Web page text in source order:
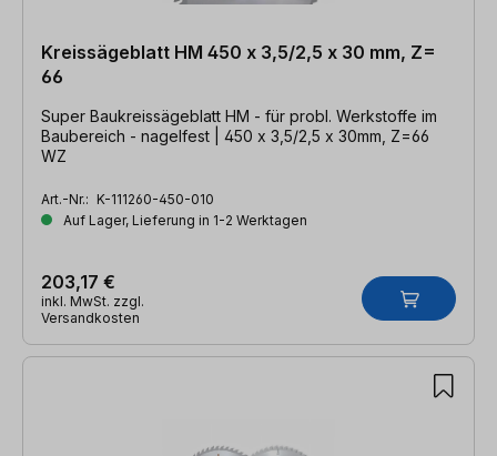
Kreissägeblatt HM 450 x 3,5/2,5 x 30 mm, Z=
66
Super Baukreissägeblatt HM - für probl. Werkstoffe im
Baubereich - nagelfest | 450 x 3,5/2,5 x 30mm, Z=66
WZ
Art.-Nr.: K-111260-450-010
Auf Lager, Lieferung in 1-2 Werktagen
203,17 €
inkl. MwSt. zzgl.
Versandkosten